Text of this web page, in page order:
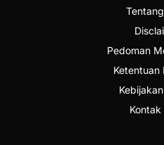
Pedoman
Ketentuan
Kontak